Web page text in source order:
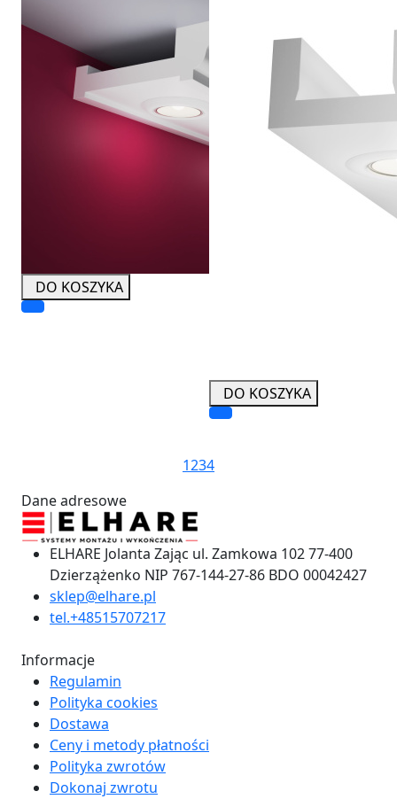
DO KOSZYKA
DO KOSZYKA
1234
Dane adresowe
ELHARE Jolanta Zając ul. Zamkowa 102 77-400
Dzierzążenko NIP 767-144-27-86 BDO 00042427
sklep@elhare.pl
tel.+48515707217
Informacje
Regulamin
Polityka cookies
Dostawa
Ceny i metody płatności
Polityka zwrotów
Dokonaj zwrotu